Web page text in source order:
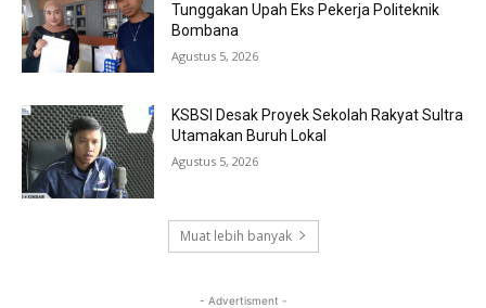
Tunggakan Upah Eks Pekerja Politeknik
Bombana
Agustus 5, 2026
KSBSI Desak Proyek Sekolah Rakyat Sultra
Utamakan Buruh Lokal
Agustus 5, 2026
Muat lebih banyak
- Advertisment -